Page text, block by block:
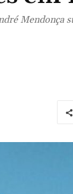
Mendonça